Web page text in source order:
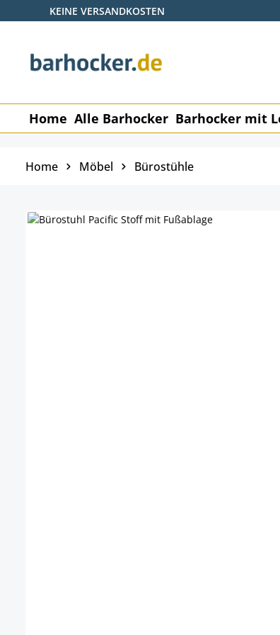
Hauptinhalt springen
Zur Suche springen
Zur Hauptnavigation springen
KEINE VERSANDKOSTEN
Home Alle Barhocker Barhocker mit
Home Möbel Bürostühle